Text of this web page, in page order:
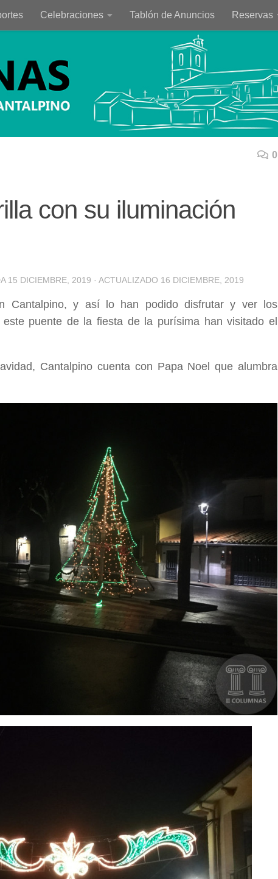
Celebraciones Tablón de Anuncios Reservas
0
con su iluminación
15 DICIEMBRE, 2019 · ACTUALIZADO 16 DICIEMBRE, 2019
Cantalpino, y así lo han podido disfrutar y ver los
puente de la fiesta de la purísima han visitado el
Cantalpino cuenta con Papa Noel que alumbra